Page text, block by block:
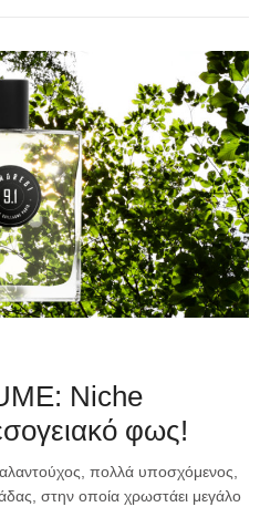
Niche
φως!
πολλά υποσχόμενος,
στην οποία χρωστάει μεγάλο